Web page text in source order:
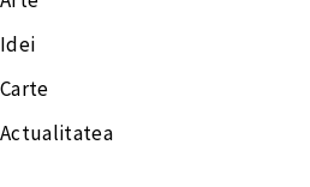
Idei
Carte
Actualitatea